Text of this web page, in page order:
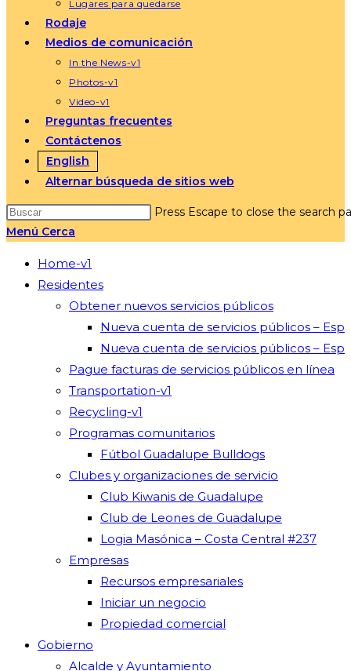
Lugares para quedarse
Rodaje
Medios de comunicación
In the News-v1
Photos-v1
Video-v1
Preguntas frecuentes
Contáctenos
English
Alternar búsqueda de sitios web
Press Escape to close the search
Menú Cerca
Home-v1
Residentes
Obtener nuevos servicios públicos
Nueva cuenta de servicios públicos – Esp
Nueva cuenta de servicios públicos – Esp
Pague facturas de servicios públicos en línea
Transportation-v1
Recycling-v1
Programas comunitarios
Fútbol Guadalupe Bulldogs
Clubes y organizaciones de servicio
Club Kiwanis de Guadalupe
Club de Leones de Guadalupe
Logia Masónica – Costa Central #237
Empresas
Recursos empresariales
Iniciar un negocio
Propiedad comercial
Gobierno
Alcalde y Ayuntamiento